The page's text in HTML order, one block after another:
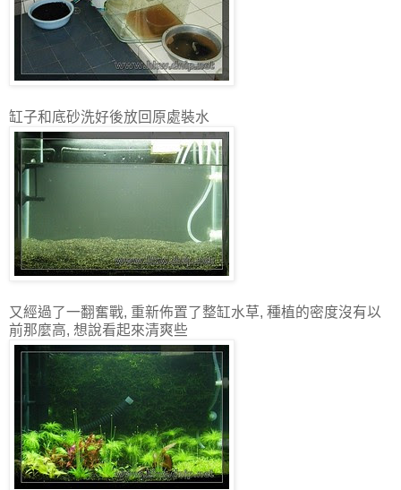
缸子和底砂洗好後放回原處裝水
又經過了一翻奮戰, 重新佈置了整缸水草, 種植的密度沒有以
前那麼高, 想說看起來清爽些